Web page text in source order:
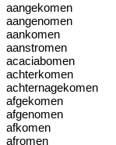
aangekomen
aangenomen
aankomen
aanstromen
acaciabomen
achterkomen
achternagekomen
afgekomen
afgenomen
afkomen
afromen